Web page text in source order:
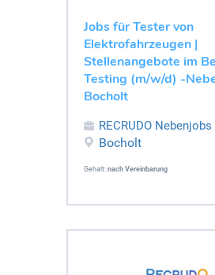
Jobs für Tester von
Elektrofahrzeugen |
Stellenangebote im
Testing (m/w/d) -
Bocholt
RECRUDO Nebenjobs
Bocholt
Gehalt: nach Vereinbarung